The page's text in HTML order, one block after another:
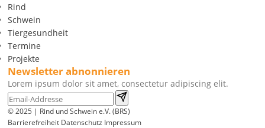
Rind
Schwein
Tiergesundheit
Termine
Projekte
Newsletter abnonnieren
Lorem ipsum dolor sit amet, consectetur adipiscing elit.
© 2025 | Rind und Schwein e.V. (BRS)
Barrierefreiheit Datenschutz Impressum